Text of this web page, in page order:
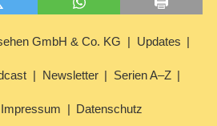
GmbH & Co. KG Updates
Newsletter Serien A–Z
Impressum Datenschutz